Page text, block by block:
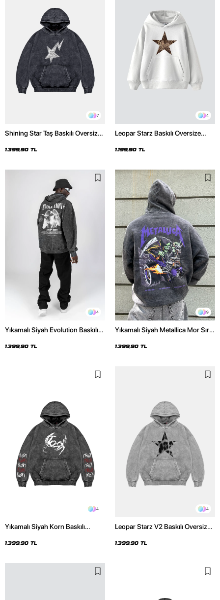
7
Shining Star Taş Baskılı Oversize
Hoodie
1.399,90 TL
4
Leopar Starz Baskılı Oversize
1.199,90 TL
4
Yıkamalı Siyah Evolution Baskılı
Hoodie
1.399,90 TL
9
Yıkamalı Siyah Metallica Mor Sırt
Hoodie
1.399,90 TL
4
Yıkamalı Siyah Korn Baskılı
1.399,90 TL
4
Leopar Starz V2 Baskılı Oversize
Hoodie
1.399,90 TL